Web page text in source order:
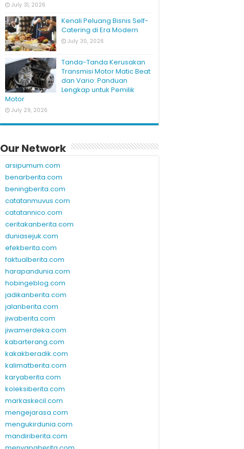
July 31, 2026
Kenali Peluang Bisnis Self-
Catering di Era Modern
July 30, 2026
Tanda-Tanda Kerusakan
Transmisi Motor Matic Beat
dan Vario: Panduan
Lengkap untuk Pemilik
Motor
July 29, 2026
Our Network
arsipumum.com
benarberita.com
beningberita.com
catatanmuvus.com
catatannico.com
ceritakanberita.com
duniasejuk.com
efekberita.com
faktualberita.com
harapandunia.com
hobingeblog.com
jadikanberita.com
jalanberita.com
jiwaberita.com
jiwamerdeka.com
kabarterang.com
kakakberadik.com
kalimatberita.com
karyaberita.com
koleksiberita.com
markaskecil.com
mengejarasa.com
mengukirdunia.com
mandiriberita.com